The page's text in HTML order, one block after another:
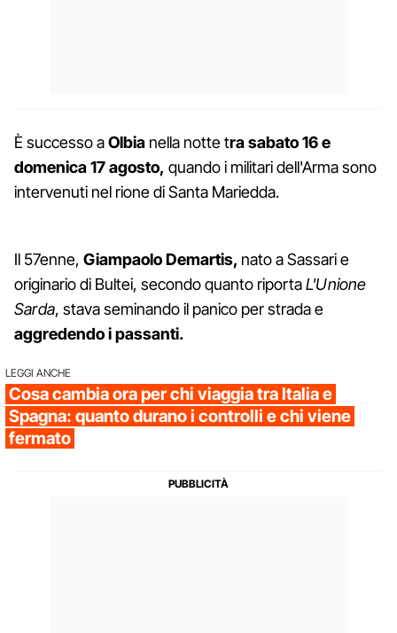
È successo aOlbia nella notte tra sabato 16 e
domenica 17 agosto, quando i militari dell'Arma sono
intervenuti nel rione di Santa Mariedda.
Il 57enne, Giampaolo Demartis, nato a Sassari e
originario di Bultei, secondo quanto riportaL'Unione
Sarda, stava seminando il panico per strada e
aggredendo i passanti.
LEGGI ANCHE
Cosa cambia ora per chi viaggia tra Italia e
Spagna: quanto durano i controlli e chi viene
fermato